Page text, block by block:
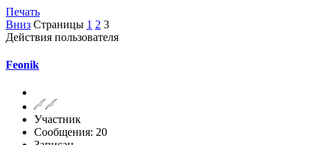
Печать
Вниз Страницы 1 2 3
Действия пользователя
Feonik
Участник
Сообщения: 20